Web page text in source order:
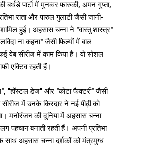
बर्थडे पार्टी में मुनव्वर फारुकी, अमन गुप्ता,
रांता और पारुल गुलाटी जैसी जानी-
शामिल हुईं। अहसास चन्ना ने "वास्तु शास्त्र"
ना कहना" जैसी फिल्मों में बाल
वेब सीरीज में काम किया है। वो सोशल
एक्टिव रहती हैं।
"हॉस्टल डेज" और "कोटा फैक्टरी" जैसी
सीरीज में उनके किरदार ने नई पीढ़ी को
मनोरंजन की दुनिया में अहसास चन्ना
पहचान बनाती रहती हैं। अपनी प्रतिभा
साथ अहसास चन्ना दर्शकों को मंत्रमुग्ध